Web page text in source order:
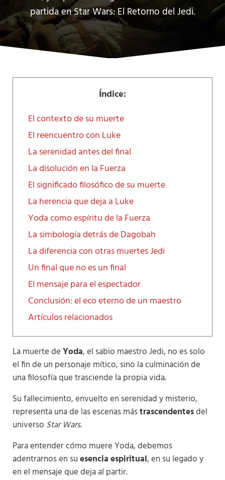
partida en Star Wars: El Retorno del Jedi.
Índice:
El contexto de su muerte
El reencuentro con Luke
La serenidad antes del final
La disolución en la Fuerza
El significado filosófico de su muerte
La herencia que deja a Luke
Yoda como espíritu de la Fuerza
La simbología detrás de Dagobah
La diferencia con otras muertes Jedi
Un final que no es un final
El mensaje para el espectador
Conclusión: el eco eterno de un maestro
Artículos relacionados
La muerte deYoda, el sabio maestro Jedi, no es solo
el fin de un personaje mítico, sino la culminación de
una filosofía que trasciende la propia vida.
Su fallecimiento, envuelto en serenidad y misterio,
representa una de las escenas mástrascendentesdel
universo Star Wars.
Para entender cómo muere Yoda, debemos
adentrarnos en suesencia espiritual, en su legado y
en el mensaje que deja al partir.